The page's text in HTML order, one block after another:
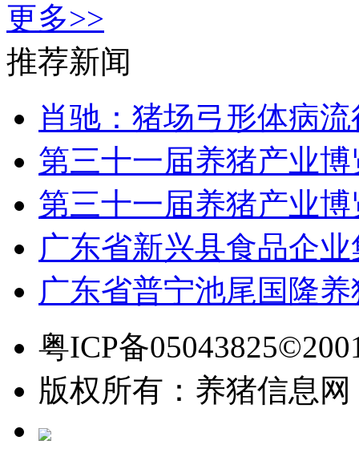
更多>>
推荐新闻
肖驰：猪场弓形体病
第三十一届养猪产业
第三十一届养猪产业
广东省新兴县食品企
广东省普宁池尾国隆
粤ICP备
版权所有：养猪信息网